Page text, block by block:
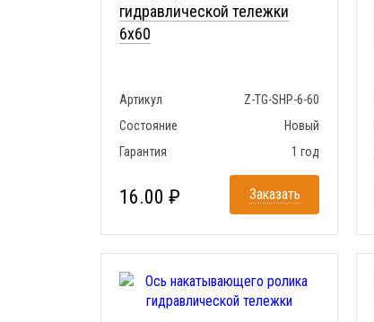
гидравлической тележки
6x60
Артикул
Z-TG-SHP-6-60
Состояние
Новый
Гарантия
1 год
16.00 ₽ Заказать